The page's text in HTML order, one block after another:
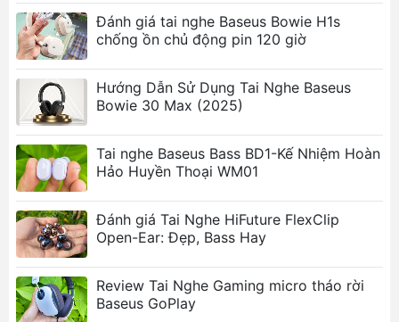
Dung lượng pin: 480mAh /1.776Wh (hộp đựng),
45mAh / 0.167Wh (tai nghe)
Thời gian sạc: 1.5 giờ
Thời gian sạc không dây: 2 giờ
Dải tần số đáp ứng: 20Hz-20KHz
Giao diện sạc: Type-C
Thích hợp cho tất cả các thiết bị không dây
Tính năng nổi bật của Tai nghe Baseus
SIMU ANC S2
Chống ồn chủ động (ANC): Loại bỏ tiếng ồn
xung quanh, mang lại trải nghiệm âm thanh
tĩnh lặng và tập trung.
Kết nối Bluetooth 5.0: Kết nối ổn định, tốc độ
truyền tải nhanh, không bị gián đoạn.
Đánh giá tai nghe Baseus Bowie H1s
chống ồn chủ động pin 120 giờ
Hướng Dẫn Sử Dụng Tai Nghe Baseus
Bowie 30 Max (2025)
Tai nghe Baseus Bass BD1-Kế Nhiệm Hoàn
Hảo Huyền Thoại WM01
Đánh giá Tai Nghe HiFuture FlexClip
Open-Ear: Đẹp, Bass Hay
Review Tai Nghe Gaming micro tháo rời
Baseus GoPlay